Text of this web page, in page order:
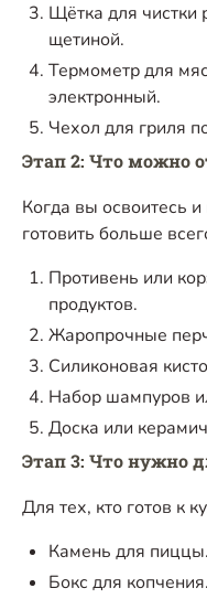
Щётка для чистки
щетиной.
Термометр для
электронный.
Чехол для гриля
Этап 2: Что можно
Когда вы освоитесь
готовить больше
Противень или
продуктов.
Жаропрочные
Силиконовая
Набор шампуров
Доска или
Этап 3: Что нужно
Для тех, кто готов к
Камень для пиццы.
Бокс для копчения.